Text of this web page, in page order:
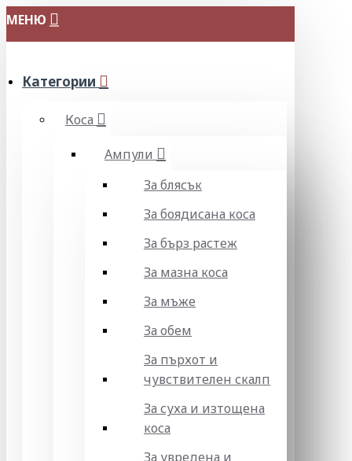
МЕНЮ
Категории
Коса
Ампули
За блясък
За боядисана коса
За бърз растеж
За мазна коса
За мъже
За обем
За пърхот и
чувствителен скалп
За суха и изтощена
коса
За увредена и